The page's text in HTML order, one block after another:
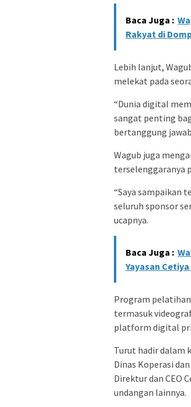
Baca Juga :
Rakyat di
Lebih lanjut,
melekat pada
“Dunia digital
sangat penting
bertanggung
Wagub juga
terselenggaranya
“Saya sampaikan
seluruh sponsor
ucapnya.
Baca Juga :
Yayasan
Program
termasuk
platform digital
Turut hadir dalam
Dinas Koperasi
Direktur dan CEO
undangan lainnya.